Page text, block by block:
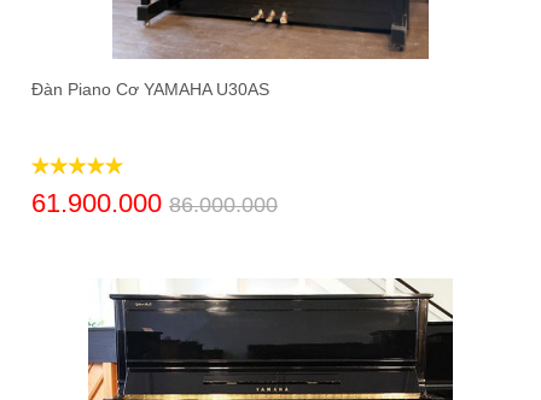
Đàn Piano Cơ YAMAHA U30AS
61.900.000 86.000.000